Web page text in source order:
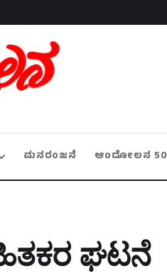
ಮನರಂಜನೆ ಆಂದೋಲನ 50
ಘಟನೆ